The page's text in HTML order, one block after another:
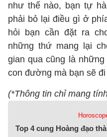
như thế nào, bạn tự
phải bỏ lại điều gì ở
hỏi bạn cần đặt ra
những thứ mang lại
gian qua cũng là
con đường mà bạn sẽ
(*Thông tin chỉ mang
Top 4 cung Hoàng đạo